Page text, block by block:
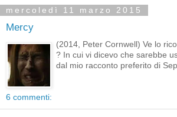
mercoledì 11 marzo 2015
Mercy
(2014, Peter Cornwell) Ve lo
? In cui vi dicevo che sarebbe
dal mio racconto preferito di
6 commenti: